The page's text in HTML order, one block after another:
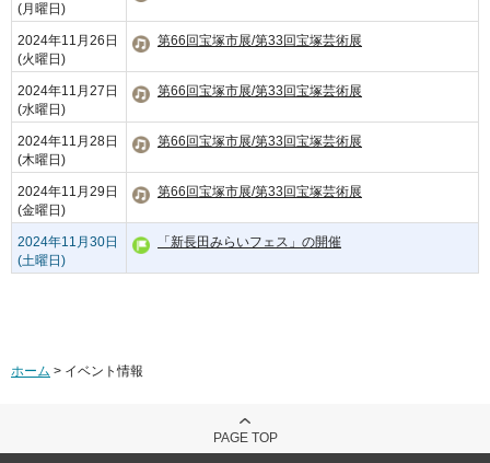
(月曜日)
2024年11月26日
(火曜日)
第66回宝塚市展/第33回宝塚芸術展
2024年11月27日
(水曜日)
第66回宝塚市展/第33回宝塚芸術展
2024年11月28日
(木曜日)
第66回宝塚市展/第33回宝塚芸術展
2024年11月29日
(金曜日)
第66回宝塚市展/第33回宝塚芸術展
2024年11月30日
(土曜日)
「新長田みらいフェス」の開催
ホーム > イベント情報
PAGE TOP